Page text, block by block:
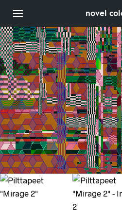
novel